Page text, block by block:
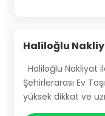
Haliloğlu
Haliloğlu Nakliyat
Şehirlerarası Ev
yüksek dikkat ve